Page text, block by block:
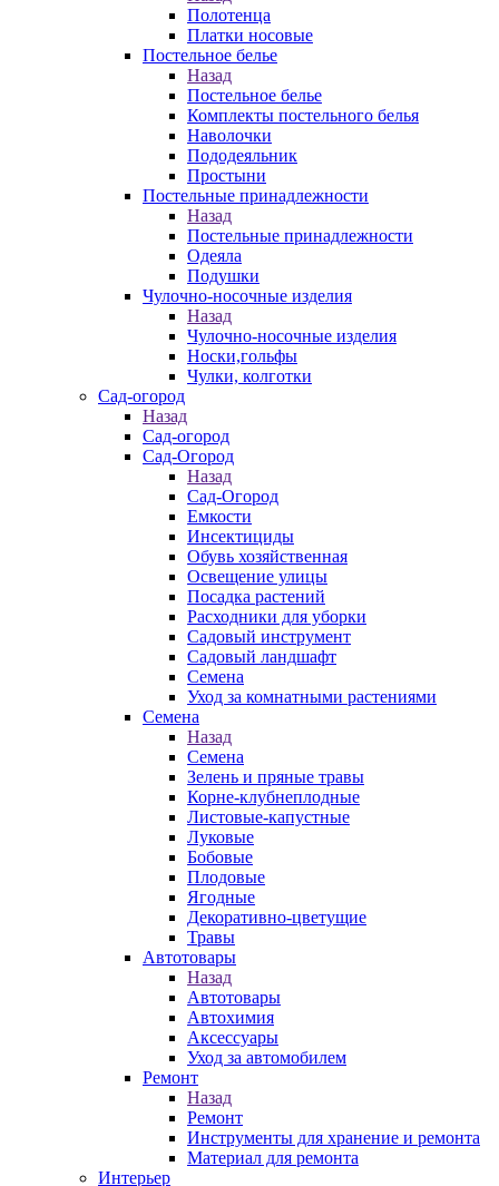
Полотенца
Платки носовые
Постельное белье
Назад
Постельное белье
Комплекты постельного белья
Наволочки
Пододеяльник
Простыни
Постельные принадлежности
Назад
Постельные принадлежности
Одеяла
Подушки
Чулочно-носочные изделия
Назад
Чулочно-носочные изделия
Носки,гольфы
Чулки, колготки
Сад-огород
Назад
Сад-огород
Сад-Огород
Назад
Сад-Огород
Емкости
Инсектициды
Обувь хозяйственная
Освещение улицы
Посадка растений
Расходники для уборки
Садовый инструмент
Садовый ландшафт
Семена
Уход за комнатными растениями
Семена
Назад
Семена
Зелень и пряные травы
Корне-клубнеплодные
Листовые-капустные
Луковые
Бобовые
Плодовые
Ягодные
Декоративно-цветущие
Травы
Автотовары
Назад
Автотовары
Автохимия
Аксессуары
Уход за автомобилем
Ремонт
Назад
Ремонт
Инструменты для хранение и ремонта
Материал для ремонта
Интерьер